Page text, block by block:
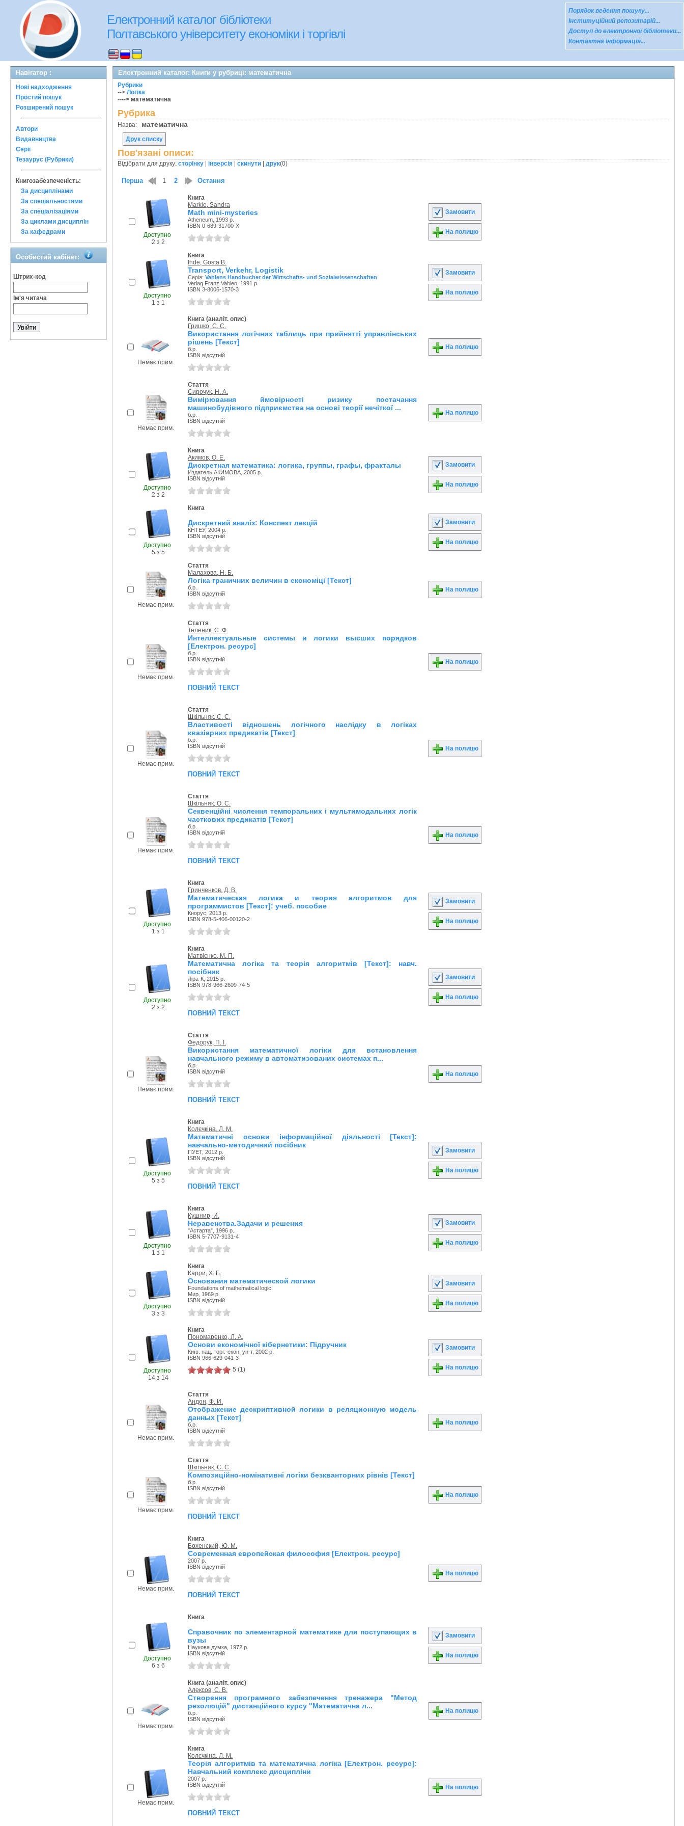
Електронний каталог бібліотеки
Полтавського університету економіки і торгівлі
Порядок ведення пошуку...
Інституційний репозитарій...
Доступ до електронної бібліотеки...
Контактна інформація...
Навігатор :
Нові надходження
Простий пошук
Розширений пошук
Автори
Видавництва
Серії
Тезаурус (Рубрики)
Книгозабезпеченість:
За дисциплінами
За спеціальностями
За спеціалізаціями
За циклами дисциплін
За кафедрами
Особистий кабінет:
Штрих-код
Ім'я читача
Електронний каталог: Книги у рубриці: математична
Рубрики
--> Логіка
----> математична
Рубрика
Назва: математична
Друк списку
Пов'язані описи:
Відібрати для друку: сторінку інверсія скинути друк(0)
Перша 1 2 Остання
Доступно
2 з 2
Книга
Markle, Sandra
Math mini-mysteries
Atheneum, 1993 р.
ISBN 0-689-31700-X
Замовити
На полицю
Доступно
1 з 1
Книга
Ihde, Gosta B.
Transport, Verkehr, Logistik
Серія: Vahlens Handbucher der Wirtschafts- und Sozialwissenschaften
Verlag Franz Vahlen, 1991 р.
ISBN 3-8006-1570-3
Замовити
На полицю
Немає прим.
Книга (аналіт. опис)
Гришко, С. С.
Використання логічних таблиць при прийнятті управлінських
рішень [Текст]
б.р.
ISBN відсутній
На полицю
Немає прим.
Стаття
Сирочук, Н. А.
Вимірювання ймовірності ризику постачання
машинобудівного підприємства на основі теорії нечіткої ...
б.р.
ISBN відсутній
На полицю
Доступно
2 з 2
Книга
Акимов, О. Е.
Дискретная математика: логика, группы, графы, фракталы
Издатель АКИМОВА, 2005 р.
ISBN відсутній
Замовити
На полицю
Доступно
5 з 5
Книга
Дискретний аналіз: Конспект лекцій
КНТЕУ, 2004 р.
ISBN відсутній
Замовити
На полицю
Немає прим.
Стаття
Малахова, Н. Б.
Логіка граничних величин в економіці [Текст]
б.р.
ISBN відсутній
На полицю
Немає прим.
Стаття
Теленик, С. Ф.
Интеллектуальные системы и логики высших порядков
[Електрон. ресурс]
б.р.
ISBN відсутній
повний текст
На полицю
Немає прим.
Стаття
Шкільняк, С. С.
Властивості відношень логічного наслідку в логіках
квазіарних предикатів [Текст]
б.р.
ISBN відсутній
повний текст
На полицю
Немає прим.
Стаття
Шкільняк, О. С.
Секвенційні числення темпоральних і мультимодальних логік
часткових предикатів [Текст]
б.р.
ISBN відсутній
повний текст
На полицю
Доступно
1 з 1
Книга
Гринченков, Д. В.
Математическая логика и теория алгоритмов для
программистов [Текст]: учеб. пособие
Кнорус, 2013 р.
ISBN 978-5-406-00120-2
Замовити
На полицю
Доступно
2 з 2
Книга
Матвієнко, М. П.
Математична логіка та теорія алгоритмів [Текст]: навч.
посібник
Ліра-К, 2015 р.
ISBN 978-966-2609-74-5
повний текст
Замовити
На полицю
Немає прим.
Стаття
Федорук, П. І.
Використання математичної логіки для встановлення
навчального режиму в автоматизованих системах п...
б.р.
ISBN відсутній
повний текст
На полицю
Доступно
5 з 5
Книга
Колєчкіна, Л. М.
Математичні основи інформаційної діяльності [Текст]:
навчально-методичний посібник
ПУЕТ, 2012 р.
ISBN відсутній
повний текст
Замовити
На полицю
Доступно
1 з 1
Книга
Кушнир, И.
Неравенства.Задачи и решения
"Астарта", 1996 р.
ISBN 5-7707-9131-4
Замовити
На полицю
Доступно
3 з 3
Книга
Карри, Х. Б.
Основания математической логики
Foundations of mathematical logic
Мир, 1969 р.
ISBN відсутній
Замовити
На полицю
Доступно
14 з 14
Книга
Пономаренко, Л. А.
Основи економічної кібернетики: Підручник
Київ. нац. торг.-екон. ун-т, 2002 р.
ISBN 966-629-041-3
5 (1)
Замовити
На полицю
Немає прим.
Стаття
Андон, Ф. И.
Отображение дескриптивной логики в реляционную модель
данных [Текст]
б.р.
ISBN відсутній
На полицю
Немає прим.
Стаття
Шкільняк, С. С.
Композиційно-номінативні логіки безкванторних рівнів [Текст]
б.р.
ISBN відсутній
повний текст
На полицю
Немає прим.
Книга
Бохенский, Ю. М.
Современная европейская философия [Електрон. ресурс]
2007 р.
ISBN відсутній
повний текст
На полицю
Доступно
6 з 6
Книга
Справочник по элементарной математике для поступающих в
вузы
Наукова думка, 1972 р.
ISBN відсутній
Замовити
На полицю
Немає прим.
Книга (аналіт. опис)
Алексов, С. В.
Створення програмного забезпечення тренажера "Метод
резолюцій" дистанційного курсу "Математична л...
б.р.
ISBN відсутній
На полицю
Немає прим.
Книга
Колєчкіна, Л. М.
Теорія алгоритмів та математична логіка [Електрон. ресурс]:
Навчальний комплекс дисципліни
2007 р.
ISBN відсутній
повний текст
На полицю